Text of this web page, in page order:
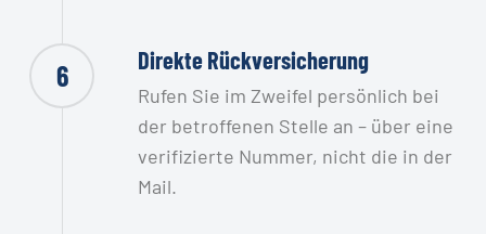
6 Direkte Rückversicherung
Rufen Sie im Zweifel persönlich bei
der betroffenen Stelle an – über eine
verifizierte Nummer, nicht die in der
Mail.